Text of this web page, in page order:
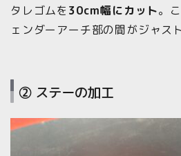
タレゴムを 30cm幅にカット。
ェンダーアーチ部の間がジャス
② ステーの加工